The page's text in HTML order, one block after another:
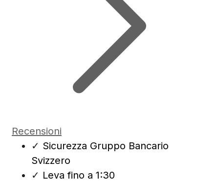
Recensioni
✓ Sicurezza Gruppo Bancario
Svizzero
✓ Leva fino a 1:30